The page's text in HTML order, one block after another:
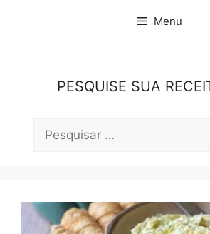
Menu
PESQUISE SUA
por: